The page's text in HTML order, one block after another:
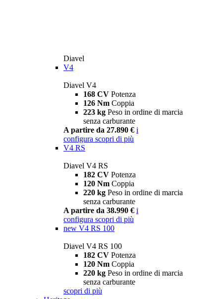
Diavel
V4
Diavel V4
168 CV Potenza
126 Nm Coppia
223 kg Peso in ordine di marcia
senza carburante
A partire da 27.890 € i
configura scopri di più
V4 RS
Diavel V4 RS
182 CV Potenza
120 Nm Coppia
220 kg Peso in ordine di marcia
senza carburante
A partire da 38.990 € i
configura scopri di più
new V4 RS 100
Diavel V4 RS 100
182 CV Potenza
120 Nm Coppia
220 kg Peso in ordine di marcia
senza carburante
scopri di più